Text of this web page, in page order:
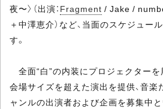
夜〜〉（出演： Fragment / Jake /
＋中澤恵介）など、当面のスケジュー
す。
全面“白”の内装にプロジェクターを
会場サイズを超えた演出を提供、音
ャンルの出演者および企画を募集中